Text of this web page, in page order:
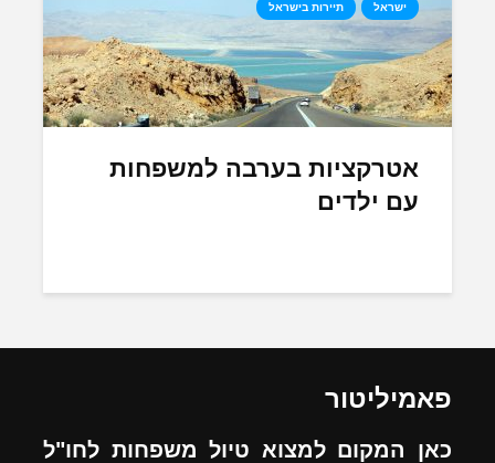
ישראל תיירות בישראל
אטרקציות בערבה למשפחות
עם ילדים
פאמיליטור
כאן המקום למצוא טיול משפחות לחו"ל